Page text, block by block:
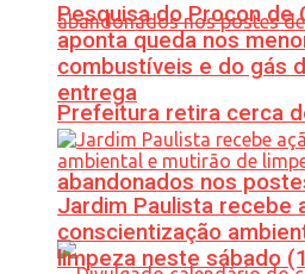
Prefeitura retira cerca
abandonados nos
Pesquisa do Procon de
aponta queda nos
combustíveis e do gás
entrega
Jardim Paulista recebe
conscientização
limpeza neste sábado